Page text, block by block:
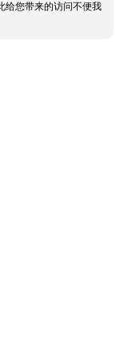
给您带来的访问不便我